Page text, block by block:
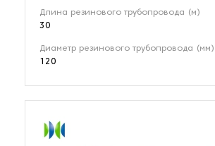
Длина резинового трубопровода (м)
30
Диаметр резинового трубопровода (мм)
120